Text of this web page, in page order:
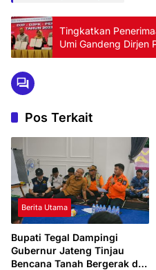
Tingkatkan
Umi Gandeng Dirjen
Pos Terkait
Berita Utama
Bupati Tegal Dampingi
Gubernur Jateng Tinjau
Bencana Tanah Bergerak di